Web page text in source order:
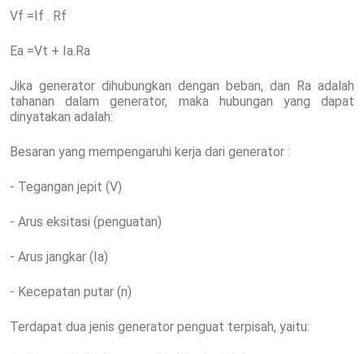
Vf =If . Rf
Ea =Vt + Ia.Ra
Jika generator dihubungkan dengan beban, dan Ra adalah
tahanan dalam generator, maka hubungan yang dapat
dinyatakan adalah:
Besaran yang mempengaruhi kerja dari generator :
- Tegangan jepit (V)
- Arus eksitasi (penguatan)
- Arus jangkar (Ia)
- Kecepatan putar (n)
Terdapat dua jenis generator penguat terpisah, yaitu: